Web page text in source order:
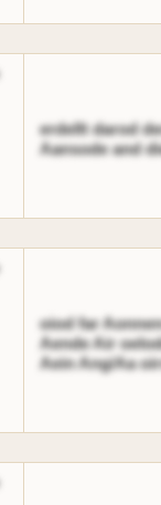
erdellt darod
Aansode and
oiod far
Aende Air
Aein Ang/Aa